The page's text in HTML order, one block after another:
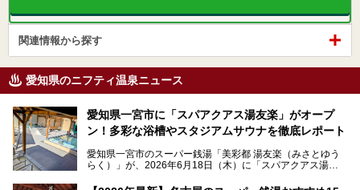
関連情報から探す
愛知県のニフティ温泉ニュース
愛知県一宮市に「スパアクアス湯友楽」がオープ
ン！多彩な浴槽やスタジアムサウナを徹底レポート
愛知県一宮市のスーパー銭湯「美彩都 湯友楽（みさとゆう
らく）」が、2026年6月18日（木）に「スパアクアス湯友